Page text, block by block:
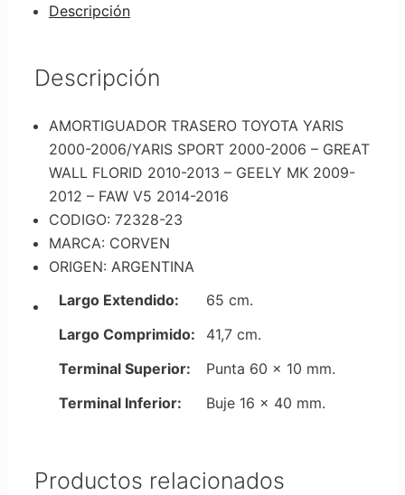
Descripción
Descripción
AMORTIGUADOR TRASERO TOYOTA YARIS
2000-2006/YARIS SPORT 2000-2006 – GREAT
WALL FLORID 2010-2013 – GEELY MK 2009-
2012 – FAW V5 2014-2016
CODIGO: 72328-23
MARCA: CORVEN
ORIGEN: ARGENTINA
Largo Extendido:
65 cm.
Largo Comprimido:
41,7 cm.
Terminal Superior:
Punta 60 x 10 mm.
Terminal Inferior:
Buje 16 x 40 mm.
Productos relacionados